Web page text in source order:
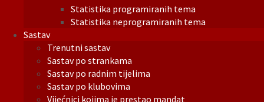
Statistika programiranih tema
Statistika neprogramiranih tema
Sastav
Trenutni sastav
Sastav po strankama
Sastav po radnim tijelima
Sastav po klubovima
Vijećnici kojima je prestao mandat